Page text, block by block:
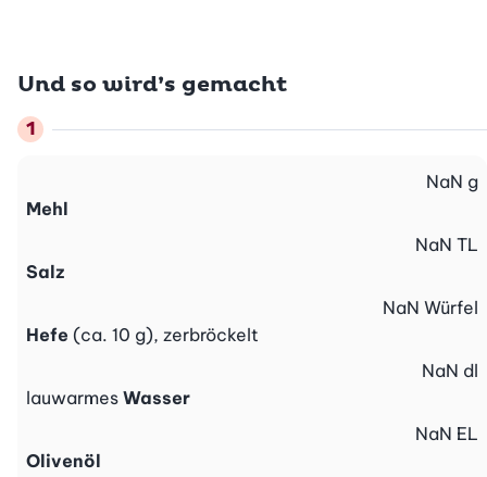
Und so wird’s gemacht
Mehl
NaN g
Salz
NaN TL
Hefe (ca. 10 g), zerbröckelt
NaN Würfel
lauwarmes Wasser
NaN dl
Olivenöl
NaN EL